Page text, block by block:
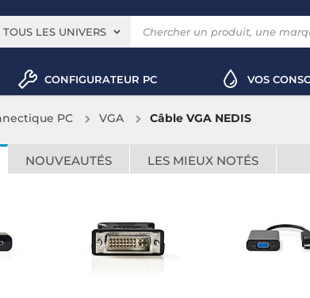
TOUS LES UNIVERS
CONFIGURATEUR PC VOS
PC VGA Câble VGA NEDIS
NOUVEAUTÉS LES MIEUX NOTÉS